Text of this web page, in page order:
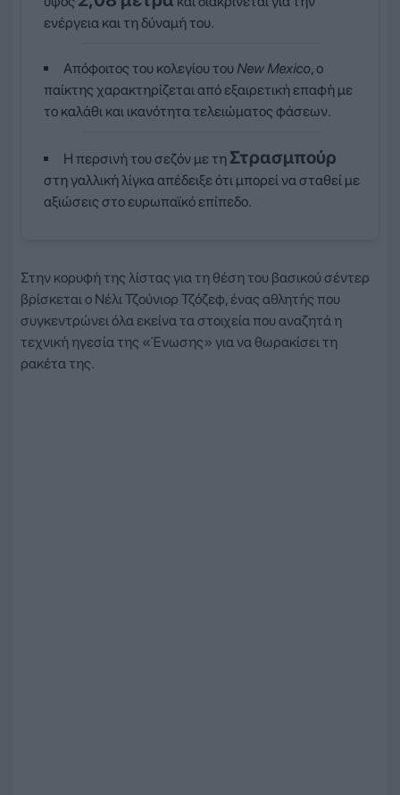
ενέργεια και τη δύναμή του.
Απόφοιτος του κολεγίου του New Mexico, ο
παίκτης χαρακτηρίζεται από εξαιρετική επαφή με
το καλάθι και ικανότητα τελειώματος φάσεων.
Η περσινή του σεζόν με τη Στρασμπούρ
στη γαλλική λίγκα απέδειξε ότι μπορεί να σταθεί με
αξιώσεις στο ευρωπαϊκό επίπεδο.
Στην κορυφή της λίστας για τη θέση του βασικού σέντερ
βρίσκεται ο Νέλι Τζούνιορ Τζόζεφ, ένας αθλητής που
συγκεντρώνει όλα εκείνα τα στοιχεία που αναζητά η
τεχνική ηγεσία της «Ένωσης» για να θωρακίσει τη
ρακέτα της.